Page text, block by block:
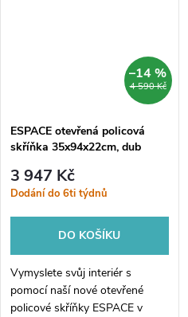
4 590 Kč
–14 %
ESPACE otevřená policová
skříňka 35x94x22cm, dub
3 947 Kč
Dodání do 6ti týdnů
DO KOŠÍKU
Vymyslete svůj interiér s
pomocí naší nové otevřené
policové skříňky ESPACE v